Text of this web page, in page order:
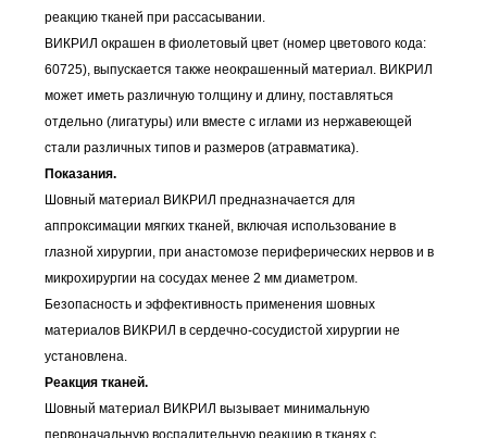
реакцию тканей при рассасывании.
ВИКРИЛ окрашен в фиолетовый цвет (номер цветового кода:
60725), выпускается также неокрашенный материал. ВИКРИЛ
может иметь различную толщину и длину, поставляться
отдельно (лигатуры) или вместе с иглами из нержавеющей
стали различных типов и размеров (атравматика).
Показания.
Шовный материал ВИКРИЛ предназначается для
аппроксимации мягких тканей, включая использование в
глазной хирургии, при анастомозе периферических нервов и в
микрохирургии на сосудах менее 2 мм диаметром.
Безопасность и эффективность применения шовных
материалов ВИКРИЛ в сердечно-сосудистой хирургии не
установлена.
Реакция тканей.
Шовный материал ВИКРИЛ вызывает минимальную
первоначальную воспалительную реакцию в тканях с